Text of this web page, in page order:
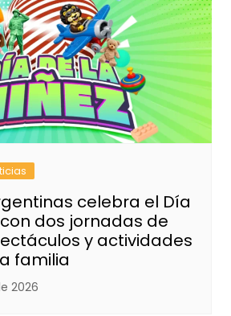
celebra el Día
dos jornadas de
y actividades
familia
2026